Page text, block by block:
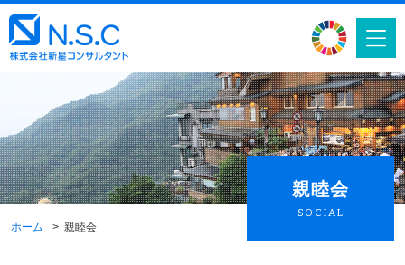
親睦会
SOCIAL
ホーム 親睦会